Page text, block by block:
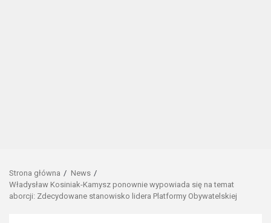
Strona główna
News
Władysław Kosiniak-Kamysz ponownie wypowiada się na temat
aborcji: Zdecydowane stanowisko lidera Platformy Obywatelskiej